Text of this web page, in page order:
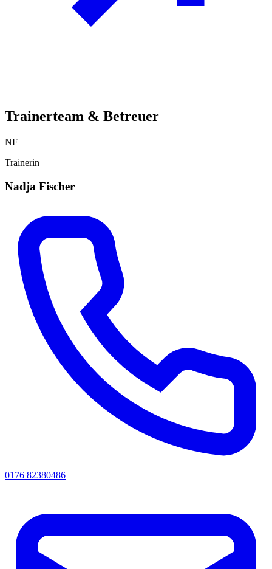
Trainerteam & Betreuer
NF
Trainerin
Nadja Fischer
0176 82380486